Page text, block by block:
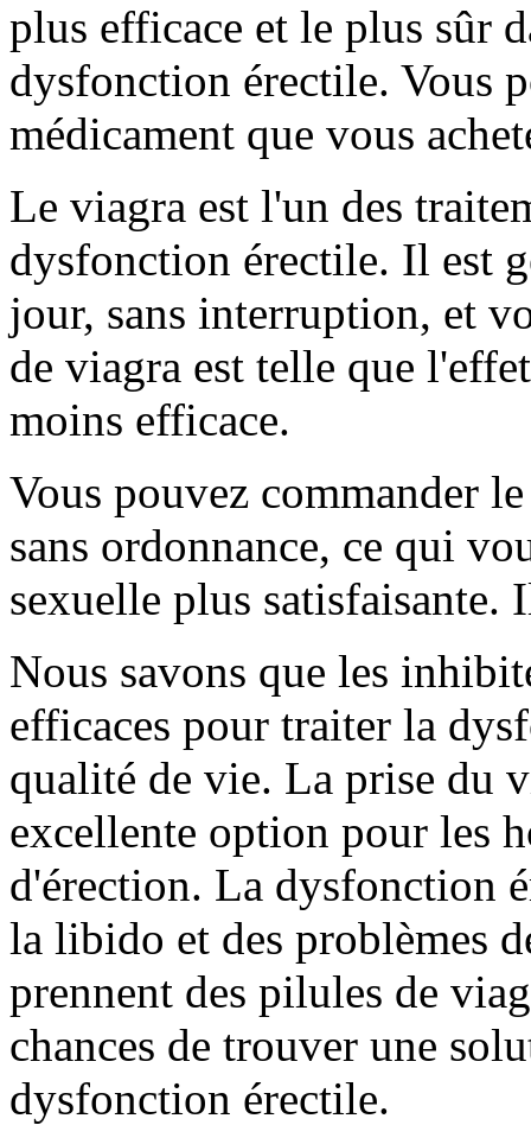
plus efficace et le plus sûr
dysfonction érectile. Vous
médicament que vous
Le viagra est l'un des
dysfonction érectile. Il est
jour, sans interruption, et
de viagra est telle que
moins efficace.
Vous pouvez commander
sans ordonnance, ce qui
sexuelle plus satisfaisante.
Nous savons que les
efficaces pour traiter la
qualité de vie. La prise du
excellente option pour les
d'érection. La dysfonction
la libido et des problèmes
prennent des pilules de
chances de trouver une
dysfonction érectile.